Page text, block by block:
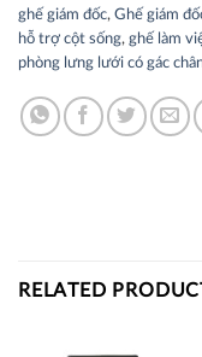
ghế giám đốc, Ghế giám
hỗ trợ cột sống, ghế làm
phòng lưng lưới có gác
RELATED